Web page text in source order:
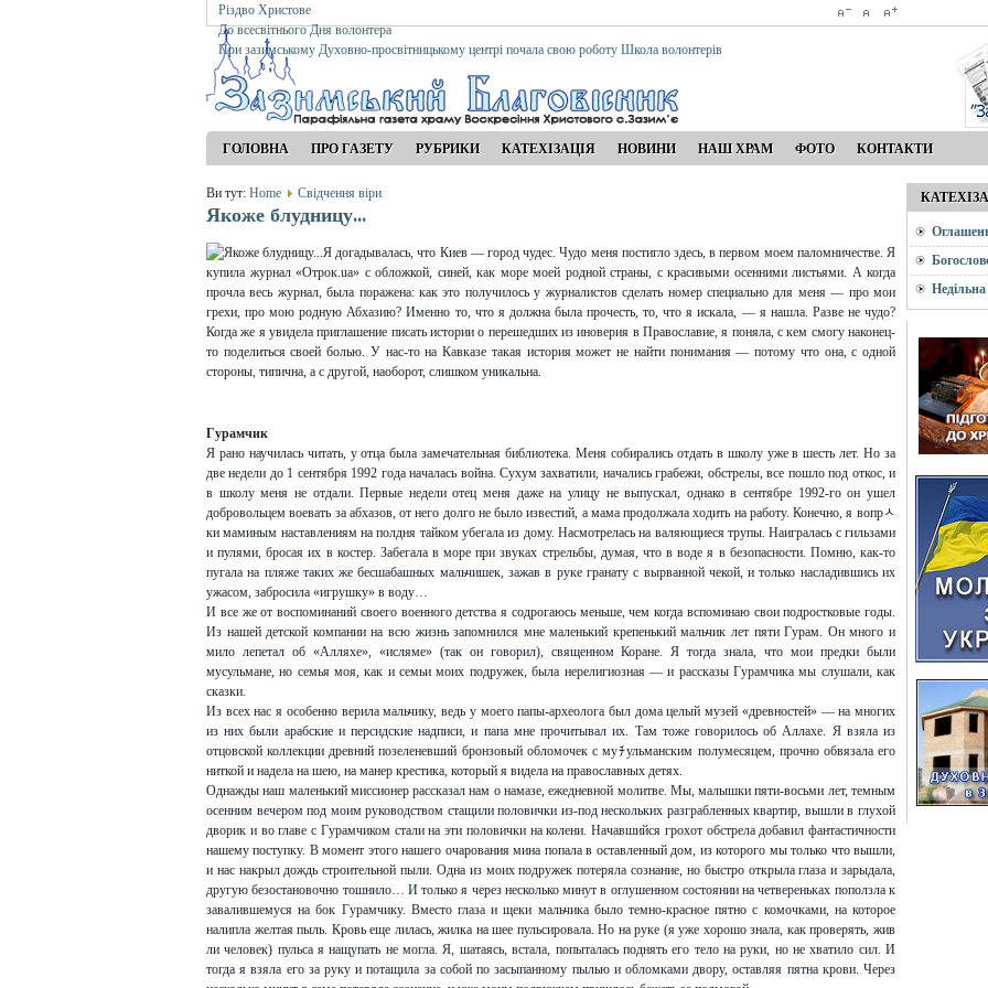
Різдво Христове
До всесвітнього Дня волонтера
При зазимському Духовно-просвітницькому центрі почала свою роботу Школа волонтерів
ГОЛОВНА ПРО ГАЗЕТУ РУБРИКИ КАТЕХІЗАЦІЯ НОВИНИ НАШ ХРАМ ФОТО КОНТАКТИ
Ви тут: Home Свідчення віри
Якоже блудницу...
Я догадывалась, что Киев — город чудес. Чудо меня постигло здесь, в первом моем паломничестве. Я
купила журнал «Отрок.ua» с обложкой, синей, как море моей родной страны, с красивыми осенними листьями. А когда
прочла весь журнал, была поражена: как это получилось у журналистов сделать номер специально для меня — про мои
грехи, про мою родную Абхазию? Именно то, что я должна была прочесть, то, что я искала, — я нашла. Разве не чудо?
Когда же я увидела приглашение писать истории о перешедших из иноверия в Православие, я поняла, с кем смогу наконец-
то поделиться своей болью. У нас-то на Кавказе такая история может не найти понимания — потому что она, с одной
стороны, типична, а с другой, наоборот, слишком уникальна.
Гурамчик
Я рано научилась читать, у отца была замечательная библиотека. Меня собирались отдать в школу уже в шесть лет. Но за
две недели до 1 сентября 1992 года началась война. Сухум захватили, начались грабежи, обстрелы, все пошло под откос, и
в школу меня не отдали. Первые недели отец меня даже на улицу не выпускал, однако в сентябре 1992-го он ушел
добровольцем воевать за абхазов, от него долго не было известий, а мама продолжала ходить на работу. Конечно, я вопрﾵ
ки маминым наставлениям на полдня тайком убегала из дому. Насмотрелась на валяющиеся трупы. Наигралась с гильзами
и пулями, бросая их в костер. Забегала в море при звуках стрельбы, думая, что в воде я в безопасности. Помню, как-то
пугала на пляже таких же бесшабашных мальчишек, зажав в руке гранату с вырванной чекой, и только насладившись их
ужасом, забросила «игрушку» в воду…
И все же от воспоминаний своего военного детства я содрогаюсь меньше, чем когда вспоминаю свои подростковые годы.
Из нашей детской компании на всю жизнь запомнился мне маленький крепенький мальчик лет пяти Гурам. Он много и
мило лепетал об «Алляхе», «исляме» (так он говорил), священном Коране. Я тогда знала, что мои предки были
мусульмане, но семья моя, как и семьи моих подружек, была нерелигиозная — и рассказы Гурамчика мы слушали, как
сказки.
Из всех нас я особенно верила мальчику, ведь у моего папы-археолога был дома целый музей «древностей» — на многих
из них были арабские и персидские надписи, и папа мне прочитывал их. Там тоже говорилось об Аллахе. Я взяла из
отцовской коллекции древний позеленевший бронзовый обломочек с муﾁульманским полумесяцем, прочно обвязала его
ниткой и надела на шею, на манер крестика, который я видела на православных детях.
Однажды наш маленький миссионер рассказал нам о намазе, ежедневной молитве. Мы, малышки пяти-восьми лет, темным
осенним вечером под моим руководством стащили половички из-под нескольких разграбленных квартир, вышли в глухой
дворик и во главе с Гурамчиком стали на эти половички на колени. Начавшийся грохот обстрела добавил фантастичности
нашему поступку. В момент этого нашего очарования мина попала в оставленный дом, из которого мы только что вышли,
и нас накрыл дождь строительной пыли. Одна из моих подружек потеряла сознание, но быстро открыла глаза и зарыдала,
другую безостановочно тошнило… И только я через несколько минут в оглушенном состоянии на четвереньках поползла к
завалившемуся на бок Гурамчику. Вместо глаза и щеки мальчика было темно-красное пятно с комочками, на которое
налипла желтая пыль. Кровь еще лилась, жилка на шее пульсировала. Но на руке (я уже хорошо знала, как проверять, жив
ли человек) пульса я нащупать не могла. Я, шатаясь, встала, попыталась поднять его тело на руки, но не хватило сил. И
тогда я взяла его за руку и потащила за собой по засыпанному пылью и обломками двору, оставляя пятна крови. Через